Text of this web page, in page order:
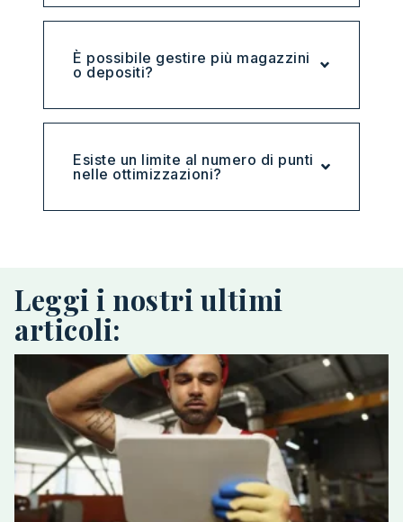
È possibile gestire più magazzini
o depositi?
Esiste un limite al numero di punti
nelle ottimizzazioni?
Leggi i nostri ultimi
articoli: